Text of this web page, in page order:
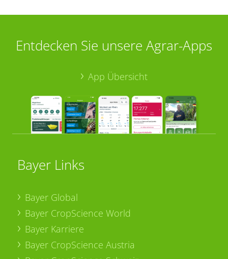
Entdecken Sie unsere Agrar-Apps
App Übersicht
Bayer Links
Bayer Global
Bayer CropScience World
Bayer Karriere
Bayer CropScience Austria